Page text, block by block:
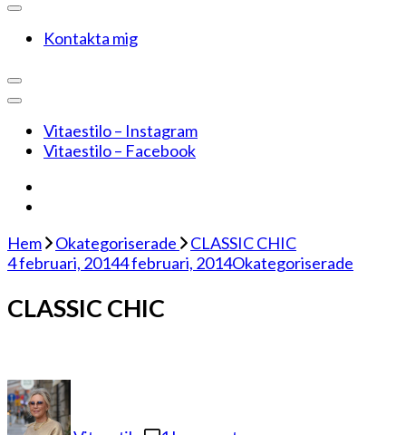
Kontakta mig
Vitaestilo – Instagram
Vitaestilo – Facebook
Hem Okategoriserade
CLASSIC CHIC
4 februari, 20144 februari, 2014Okategoriserade
CLASSIC CHIC